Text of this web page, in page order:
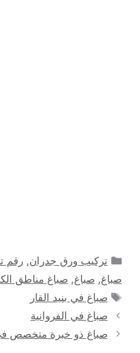
التصنيفات
تركيب ورق جدران,رقم
صباغ, صباغ, صباغ مناطق
الوسوم
صباغ في بنيد القار
صباغ في الفروانية
صباغ ذو خبرة متخصص